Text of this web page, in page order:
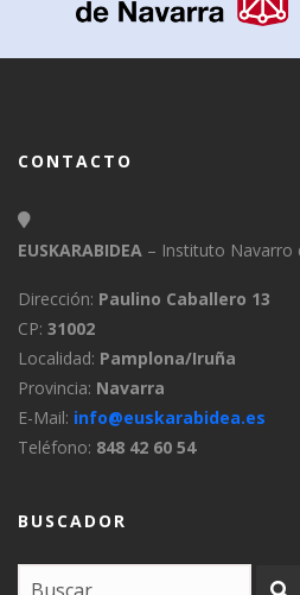
CONTACTO
EUSKARABIDEA – Instituto Navarro
Dirección: Paulino Caballero 13
CP: 31002
Localidad: Pamplona/Iruña
Provincia: Navarra
E-Mail: info@euskarabidea.es
Teléfono: 848 42 60 54
BUSCADOR